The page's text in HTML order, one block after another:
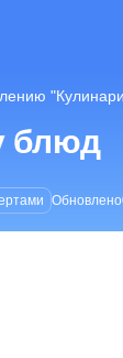
блюд
Обновлено